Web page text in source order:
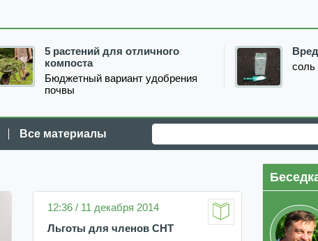
5 растений для отличного
компоста
Бюджетный вариант удобрения
почвы
соль
Все материалы
12:36 / 11 декабря 2014
Льготы для членов СНТ